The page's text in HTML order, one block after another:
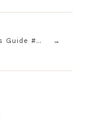
Business Guide #2 Goes Here